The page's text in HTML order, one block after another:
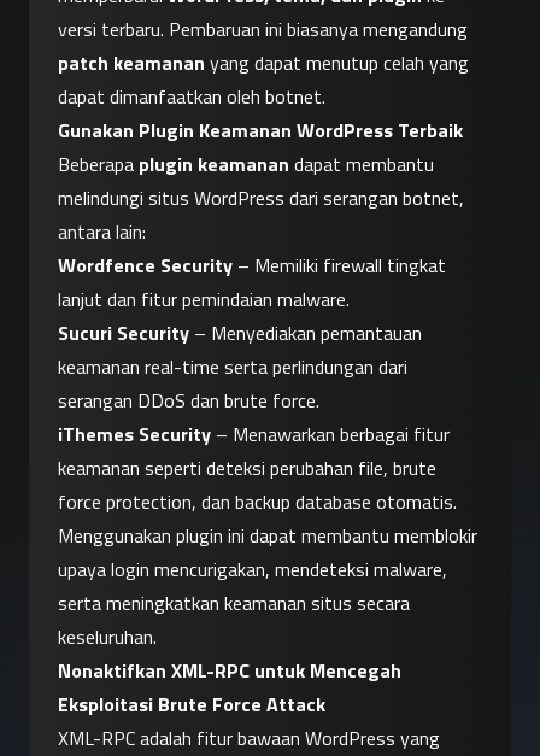
patch keamanan yang dapat menutup celah yang
dapat dimanfaatkan oleh botnet.
Gunakan Plugin Keamanan WordPress Terbaik
Beberapa plugin keamanan dapat membantu
melindungi situs WordPress dari serangan botnet,
antara lain:
Wordfence Security – Memiliki firewall tingkat
lanjut dan fitur pemindaian malware.
Sucuri Security – Menyediakan pemantauan
keamanan real-time serta perlindungan dari
serangan DDoS dan brute force.
iThemes Security – Menawarkan berbagai fitur
keamanan seperti deteksi perubahan file, brute
force protection, dan backup database otomatis.
Menggunakan plugin ini dapat membantu memblokir
upaya login mencurigakan, mendeteksi malware,
serta meningkatkan keamanan situs secara
keseluruhan.
Nonaktifkan XML-RPC untuk Mencegah
Eksploitasi Brute Force Attack
XML-RPC adalah fitur bawaan WordPress yang